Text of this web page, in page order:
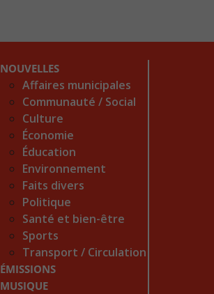
NOUVELLES
Affaires municipales
Communauté / Social
Culture
Économie
Éducation
Environnement
Faits divers
Politique
Santé et bien-être
Sports
Transport / Circulation
ÉMISSIONS
MUSIQUE